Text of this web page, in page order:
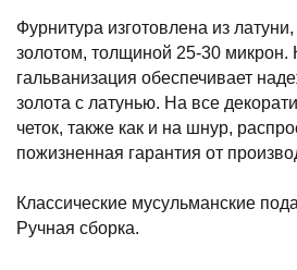
Фурнитура изготовлена из
золотом, толщиной 25-30 микрон.
гальванизация обеспечивает
золота с латунью. На все
четок, также как и на шнур,
пожизненная гарантия от
Классические мусульманские
Ручная сборка.